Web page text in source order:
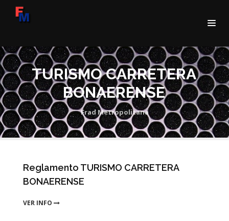
TURISMO CARRETERA
BONAERENSE
Frad Metropolitana
Reglamento TURISMO CARRETERA
BONAERENSE
VER INFO